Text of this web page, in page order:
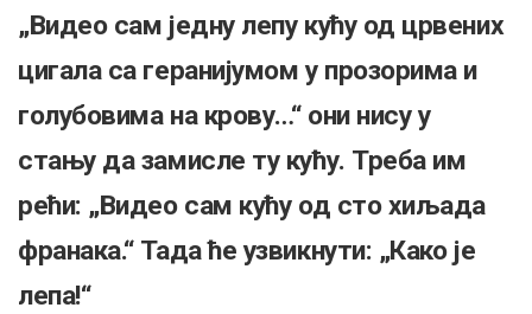
„Видео сам једну лепу кућу од црвених
цигала са геранијумом у прозорима и
голубовима на крову…“ они нису у
стању да замисле ту кућу. Треба им
рећи: „Видео сам кућу од сто хиљада
франака.“ Тада ће узвикнути: „Како је
лепа!“